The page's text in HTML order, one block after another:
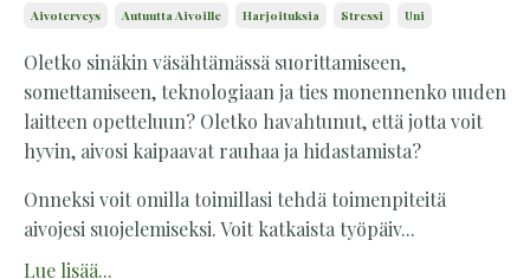
Aivoterveys Autuutta Aivoille Harjoituksia Stressi Uni
Oletko sinäkin väsähtämässä suorittamiseen,
somettamiseen, teknologiaan ja ties monennenko uuden
laitteen opetteluun? Oletko havahtunut, että jotta voit
hyvin, aivosi kaipaavat rauhaa ja hidastamista?
Onneksi voit omilla toimillasi tehdä toimenpiteitä
aivojesi suojelemiseksi. Voit katkaista työpäiv...
Lue lisää...